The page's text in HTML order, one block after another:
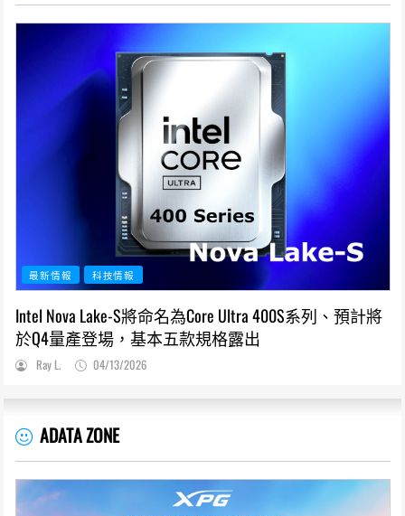
最新情報 科技情報
Intel Nova Lake-S將命名為Core Ultra 400S系列、預計將
於Q4量產登場，基本五款規格露出
Ray L. 04/13/2026
ADATA ZONE